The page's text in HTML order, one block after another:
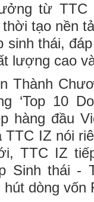
từ TTC
tạo nền
sinh thái,
lượng cao
Thành
‘Top 10
hàng đầu
IZ nói
TTC IZ
Sinh thái -
hút dòng